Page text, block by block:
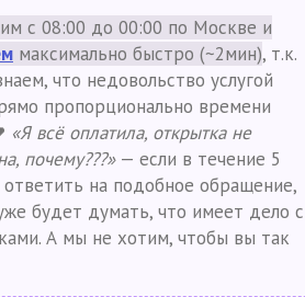
с 08:00 до 00:00 по Москве и
максимально быстро (~2мин), т.к.
что недовольство услугой
пропорционально времени
«Я всё оплатила, открытка не
почему???»— если в течение 5
на подобное обращение,
будет думать, что имеет дело с
А мы не хотим, чтобы вы так